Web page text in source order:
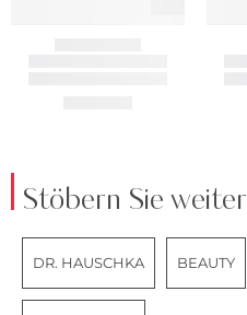
Stöbern Sie weiter
DR. HAUSCHKA BEAUTY